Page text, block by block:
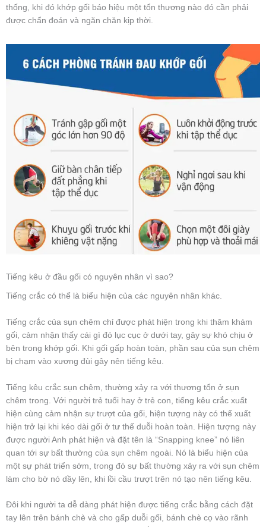
thống, khi đó khớp gối báo hiệu một tổn thương nào đó cần phải
được chẩn đoán và ngăn chăn kịp thời.
Tiếng kêu ở đầu gối có nguyên nhân vì sao?
Tiếng crắc có thể là biểu hiện của các nguyên nhân khác.
Tiếng crắc của sụn chêm chỉ được phát hiện trong khi thăm khám
gối, cảm nhận thấy cái gì đó lục cục ở dưới tay, gây sự khó chịu ở
bên trong khớp gối. Khi gối gấp hoàn toàn, phần sau của sụn chêm
bị chạm vào xương đùi gây nên tiếng kêu.
Tiếng kêu crắc sụn chêm, thường xảy ra với thương tổn ở sụn
chêm trong. Với người trẻ tuổi hay ở trẻ con, tiếng kêu crắc xuất
hiện cùng cảm nhận sự trượt của gối, hiện tượng này có thể xuất
hiện trở lại khi kéo dài gối ở tư thế duỗi hoàn toàn. Hiện tượng này
được người Anh phát hiện và đặt tên là “Snapping knee” nó liên
quan tới sự bất thường của sụn chêm ngoài. Nó là biểu hiện của
một sự phát triển sớm, trong đó sự bất thường xảy ra với sụn chêm
làm cho bờ nó dầy lên, khi lồi cầu trượt trên nó tạo nên tiếng kêu.
Đôi khi người ta dễ dàng phát hiện được tiếng crắc bằng cách đặt
tay lên trên bánh chè và cho gấp duỗi gối, bánh chè cọ vào rãnh